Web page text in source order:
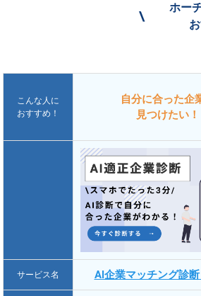
\
ホー
こんな人に
おすすめ！
自分に合った企
見つけたい！
サービス名 AI企業マッチング診断